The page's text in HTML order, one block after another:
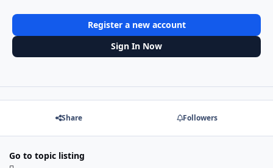
Register a new account
Sign In Now
Share Followers
Go to topic listing